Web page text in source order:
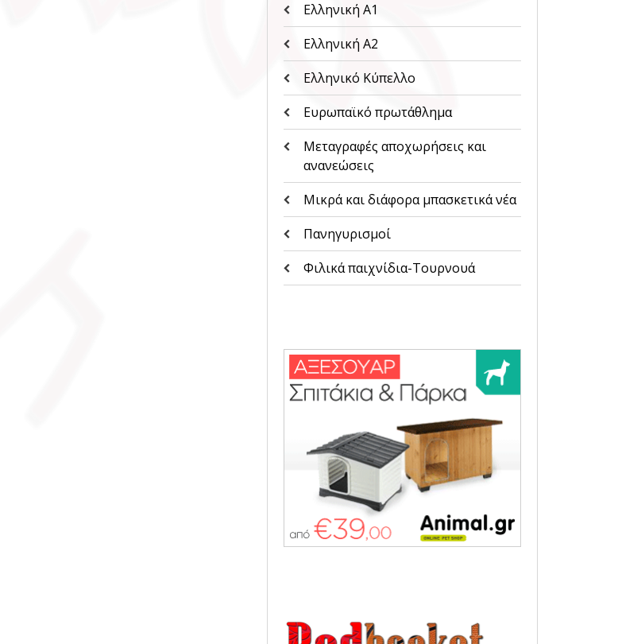
Ελληνική Α1
Ελληνική Α2
Ελληνικό Κύπελλο
Ευρωπαϊκό πρωτάθλημα
Μεταγραφές αποχωρήσεις και
ανανεώσεις
Μικρά και διάφορα μπασκετικά νέα
Πανηγυρισμοί
Φιλικά παιχνίδια-Τουρνουά